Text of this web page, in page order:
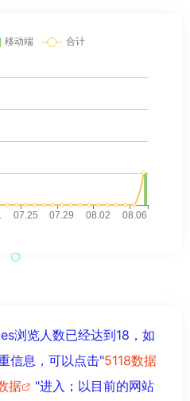
浏览人数已经达到18，如
信息，可以点击"5118数据
据
"进入；以目前的网站